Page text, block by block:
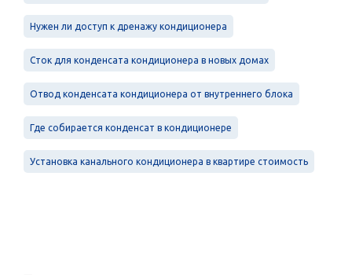
Нужен ли доступ к дренажу кондиционера
Сток для конденсата кондиционера в новых домах
Отвод конденсата кондиционера от внутреннего блока
Где собирается конденсат в кондиционере
Установка канального кондиционера в квартире стоимость